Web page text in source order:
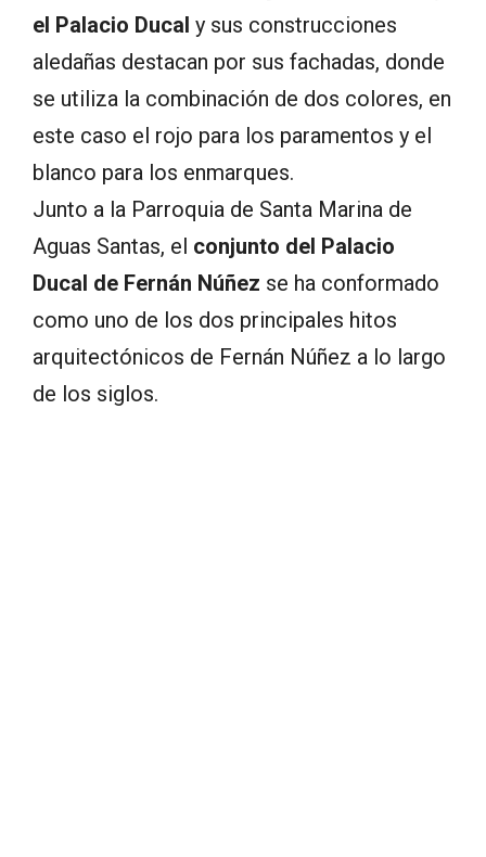
el Palacio Ducal y sus construcciones
aledañas destacan por sus fachadas, donde
se utiliza la combinación de dos colores, en
este caso el rojo para los paramentos y el
blanco para los enmarques.
Junto a la Parroquia de Santa Marina de
Aguas Santas, el conjunto del Palacio
Ducal de Fernán Núñez se ha conformado
como uno de los dos principales hitos
arquitectónicos de Fernán Núñez a lo largo
de los siglos.